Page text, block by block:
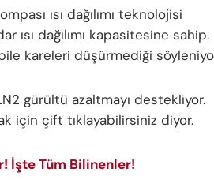
ısı dağılımı teknolojisi
ısı dağılımı kapasitesine sahip.
kareleri düşürmediği
gürültü azaltmayı destekliyor.
için çift tıklayabilirsiniz diyor.
İşte Tüm Bilinenler!